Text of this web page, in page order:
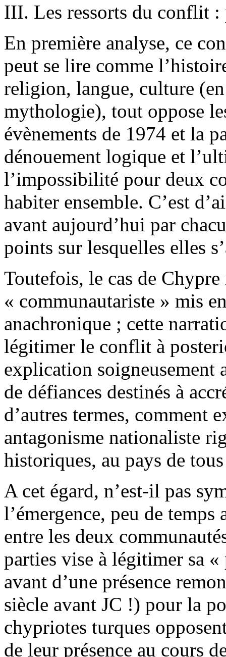
III. Les ressorts du conflit
En première analyse, ce
peut se lire comme
religion, langue, culture
mythologie), tout oppose
évènements de 1974 et la
dénouement logique et
l’impossibilité pour deux
habiter ensemble. C’est
avant aujourd’hui par
points sur lesquelles elles
Toutefois, le cas de
« communautariste » mis
anachronique ; cette
légitimer le conflit à
explication soigneusement
de défiances destinés à
d’autres termes, comment
antagonisme nationaliste
historiques, au pays de
A cet égard, n’est-il pas
l’émergence, peu de
entre les deux
parties vise à légitimer sa
avant d’une présence
siècle avant JC !) pour la
chypriotes turques
de leur présence au cours